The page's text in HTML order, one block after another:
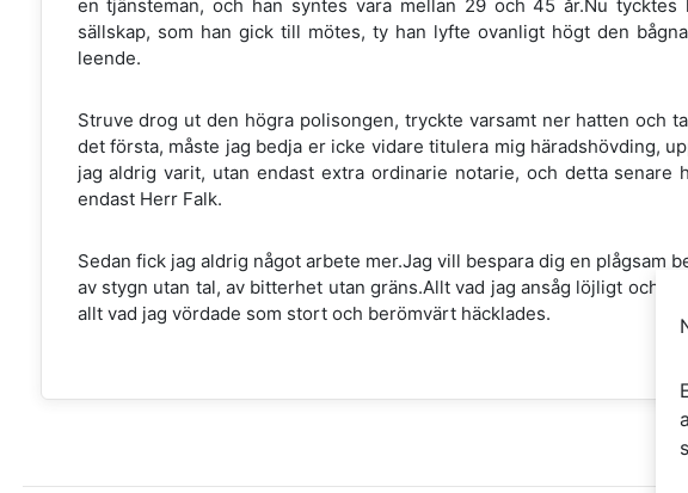
en tjänsteman, och han syntes vara mellan 29 och 45 år.Nu
sällskap, som han gick till mötes, ty han lyfte ovanligt högt den
leende.
Struve drog ut den högra polisongen, tryckte varsamt ner hatten och
det första, måste jag bedja er icke vidare titulera mig häradshövding,
jag aldrig varit, utan endast extra ordinarie notarie, och detta
endast Herr Falk.
Sedan fick jag aldrig något arbete mer.Jag vill bespara dig en plågsam
av stygn utan tal, av bitterhet utan gräns.Allt vad jag ansåg löjligt och
allt vad jag vördade som stort och berömvärt häcklades.